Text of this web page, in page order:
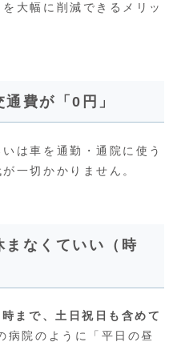
大幅に削減できるメリッ
費が「0円」
は車を通勤・通院に使う
一切かかりません。
なくていい（時
まで、土日祝日も含めて
病院のように「平日の昼